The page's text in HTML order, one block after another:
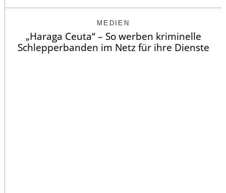
MEDIEN
„Haraga Ceuta“ – So werben kriminelle
Schlepperbanden im Netz für ihre Dienste